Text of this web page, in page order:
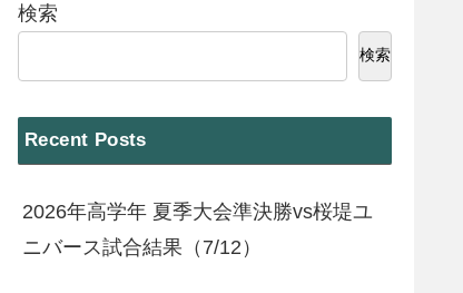
検索
検索
Recent Posts
2026年高学年 夏季大会準決勝vs桜堤ユ
ニバース試合結果（7/12）